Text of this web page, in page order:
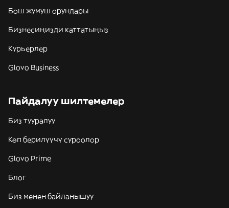
Бош жумуш орундары
Бизнесиңизди каттатыңыз
Курьерлер
Glovo Business
Пайдалуу шилтемелер
Биз тууралуу
Көп берилүүчү суроолор
Glovo Prime
Блог
Биз менен байланышуу